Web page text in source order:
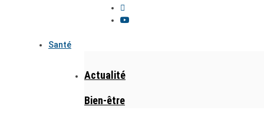
Santé
Actualité
Bien-être